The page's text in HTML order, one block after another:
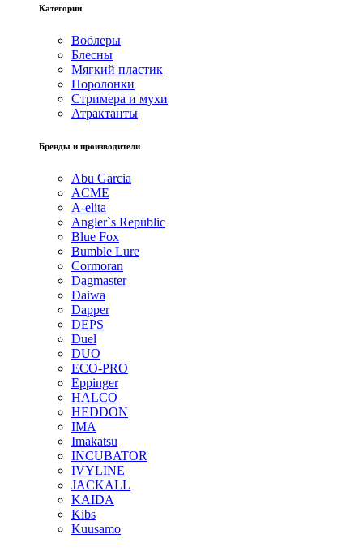
Категории
Воблеры
Блесны
Мягкий пластик
Поролонки
Стримера и мухи
Атрактанты
Бренды и производители
Abu Garcia
ACME
A-elita
Angler`s Republic
Blue Fox
Bumble Lure
Cormoran
Dagmaster
Daiwa
Dapper
DEPS
Duel
DUO
ECO-PRO
Eppinger
HALCO
HEDDON
IMA
Imakatsu
INCUBATOR
IVYLINE
JACKALL
KAIDA
Kibs
Kuusamo